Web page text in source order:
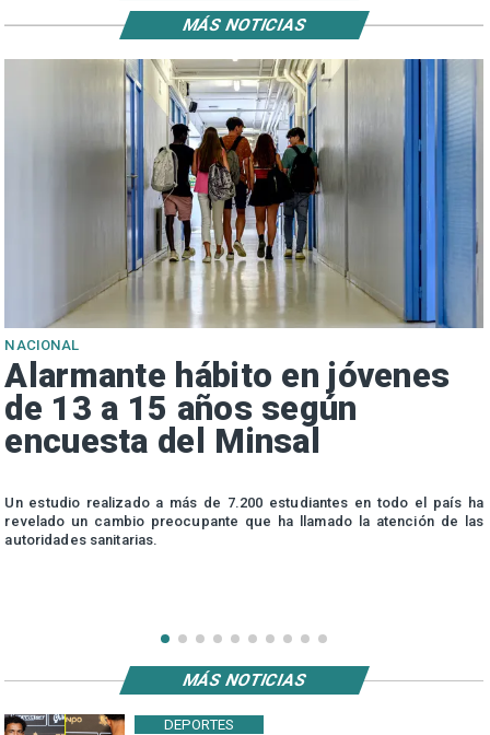
NACIONAL
Alarmante hábito en jóvenes
de 13 a 15 años según
encuesta del Minsal
Un estudio realizado a más de 7.200 estudiantes en todo el país ha
revelado un cambio preocupante que ha llamado la atención de las
autoridades sanitarias.
MÁS NOTICIAS
DEPORTES
MÁS NOTICIAS